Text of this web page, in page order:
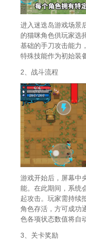
进入迷迭岛游戏场景
的猫咪角色供玩家选
基础的手刀攻击能力
特殊技能作为初始装
2、战斗流程
游戏开始后，屏幕中
能。在此期间，系统
起攻击。玩家需持续
角色存活，方可成功
色各项状态数值将自
3、关卡奖励